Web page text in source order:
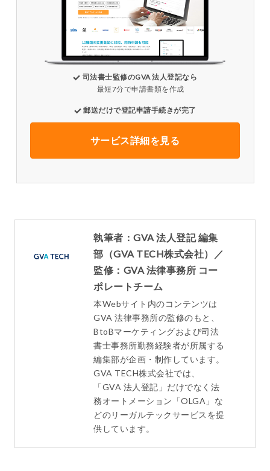
司法書士監修のGVA 法人登記なら
最短7分で申請書類を作成
郵送だけで登記申請手続きが完了
サービス詳細を見る
執筆者：GVA 法人登記 編集
部（GVA TECH株式会社）／
監修：GVA 法律事務所 コー
ポレートチーム
本Webサイト内のコンテンツは
GVA 法律事務所の監修のもと、
BtoBマーケティングおよび司法
書士事務所勤務経験者が所属する
編集部が企画・制作しています。
GVA TECH株式会社では、
「GVA 法人登記」だけでなく法
務オートメーション「OLGA」な
どのリーガルテックサービスを提
供しています。